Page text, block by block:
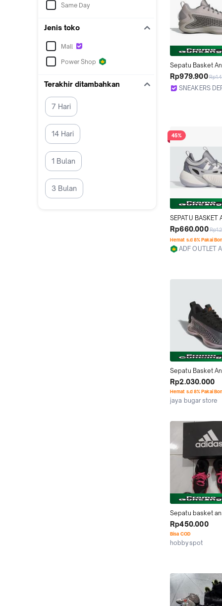
Same Day
Jenis toko
Mall
Power Shop
Terakhir ditambahkan
7 Hari
14 Hari
1 Bulan
3 Bulan
Sepatu Basket
ADIDAS
EDWARDS 1 LOW
ORIGINAL
Rp979.900
SNEAKERS
45%
SEPATU BASKET
ANAK TRAE
Rp660.000
Hemat s.d 8% Pakai
ADF OUTLET
Sepatu Basket
AE 1 Low
EDWARD GS
JI4073
Rp2.030.000
Hemat s.d 8% Pakai
jaya bugar store
Sepatu basket
Dual Threat
Rp450.000
Bisa COD
hobbyspot